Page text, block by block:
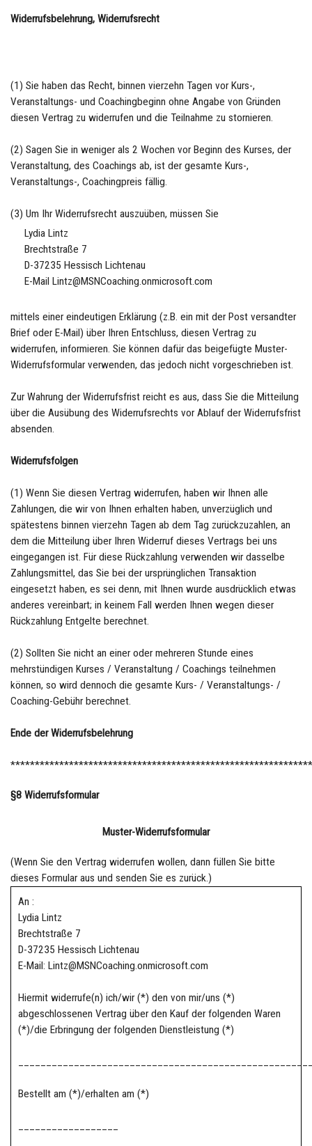
Widerrufsbelehrung, Widerrufsrecht
(1) Sie haben das Recht, binnen vierzehn Tagen vor Kurs-,
Veranstaltungs- und Coachingbeginn ohne Angabe von Gründen
diesen Vertrag zu widerrufen und die Teilnahme zu stornieren.
(2) Sagen Sie in weniger als 2 Wochen vor Beginn des Kurses, der
Veranstaltung, des Coachings ab, ist der gesamte Kurs-,
Veranstaltungs-, Coachingpreis fällig.
(3) Um Ihr Widerrufsrecht auszuüben, müssen Sie
Lydia Lintz
Brechtstraße 7
D-37235 Hessisch Lichtenau
E-Mail Lintz@MSNCoaching.onmicrosoft.com
mittels einer eindeutigen Erklärung (z.B. ein mit der Post versandter
Brief oder E-Mail) über Ihren Entschluss, diesen Vertrag zu
widerrufen, informieren. Sie können dafür das beigefügte Muster-
Widerrufsformular verwenden, das jedoch nicht vorgeschrieben ist.
Zur Wahrung der Widerrufsfrist reicht es aus, dass Sie die Mitteilung
über die Ausübung des Widerrufsrechts vor Ablauf der Widerrufsfrist
absenden.
Widerrufsfolgen
(1) Wenn Sie diesen Vertrag widerrufen, haben wir Ihnen alle
Zahlungen, die wir von Ihnen erhalten haben, unverzüglich und
spätestens binnen vierzehn Tagen ab dem Tag zurückzuzahlen, an
dem die Mitteilung über Ihren Widerruf dieses Vertrags bei uns
eingegangen ist. Für diese Rückzahlung verwenden wir dasselbe
Zahlungsmittel, das Sie bei der ursprünglichen Transaktion
eingesetzt haben, es sei denn, mit Ihnen wurde ausdrücklich etwas
anderes vereinbart; in keinem Fall werden Ihnen wegen dieser
Rückzahlung Entgelte berechnet.
(2) Sollten Sie nicht an einer oder mehreren Stunde eines
mehrstündigen Kurses / Veranstaltung / Coachings teilnehmen
können, so wird dennoch die gesamte Kurs- / Veranstaltungs- /
Coaching-Gebühr berechnet.
Ende der Widerrufsbelehrung
§8 Widerrufsformular
Muster-Widerrufsformular
(Wenn Sie den Vertrag widerrufen wollen, dann füllen Sie bitte
dieses Formular aus und senden Sie es zurück.)
An :
Lydia Lintz
Brechtstraße 7
D-37235 Hessisch Lichtenau
E-Mail: Lintz@MSNCoaching.onmicrosoft.com
Hiermit widerrufe(n) ich/wir (*) den von mir/uns (*)
abgeschlossenen Vertrag über den Kauf der folgenden Waren
(*)/die Erbringung der folgenden Dienstleistung (*)
Bestellt am (*)/erhalten am (*)